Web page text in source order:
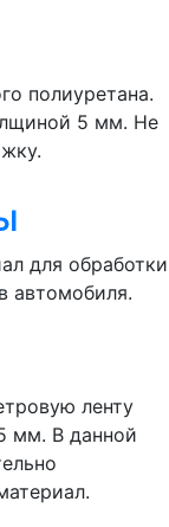
полиуретана.
5 мм. Не
для обработки
автомобиля.
ленту
мм. В данной